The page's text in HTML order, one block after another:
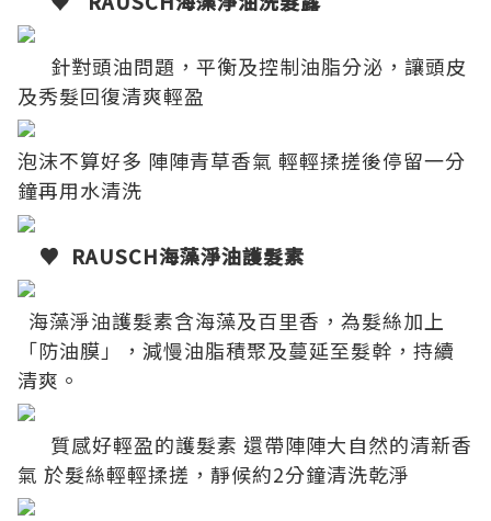
針對頭油問題，平衡及控制油脂分泌，讓頭皮
及秀髮回復清爽輕盈
泡沫不算好多 陣陣青草香氣 輕輕揉搓後停留一分
鐘再用水清洗
♥ RAUSCH海藻淨油護髮素
海藻淨油護髮素含海藻及百里香，為髮絲加上
「防油膜」，減慢油脂積聚及蔓延至髮幹，持續
清爽。
質感好輕盈的護髮素 還帶陣陣大自然的清新香
氣 於髮絲輕輕揉搓，靜候約2分鐘清洗乾淨